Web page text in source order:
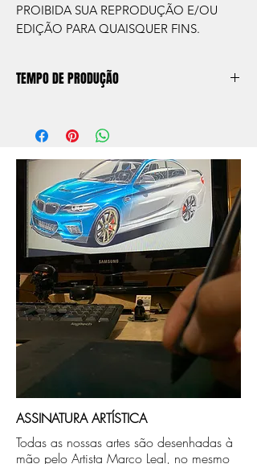
PROIBIDA SUA REPRODUÇÃO E/OU
EDIÇÃO PARA QUAISQUER FINS.
TEMPO DE PRODUÇÃO
aprox. 5 dias úteis, após a confirmação de
compra.
Após a produçao, seguimos com o envio
no endereço que nos for informado na
compra ou disponibilizaremos para retirada
caso seja sua opção de compra.
ASSINATURA ARTÍSTICA
Todas as nossas artes são desenhadas à
mão pelo Artista Marco Leal, no mesmo